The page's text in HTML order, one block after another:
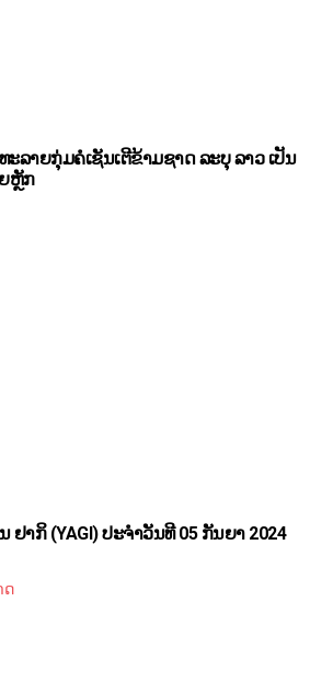
ລາຍກຸ່ມຄໍເຊັນເຕີຂ້າມຊາດ ລະບຸ ລາວ ເປັນ
ຫຼັກ
ຢາກິ (YAGI)​ ປະຈໍາວັນທີ 05 ກັນຍາ 2024
ດ